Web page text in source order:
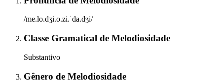
/me.lo.dʒi.o.zi.ˈda.dʒi/
Classe Gramatical de Melodiosidade
Substantivo
Gênero de Melodiosidade